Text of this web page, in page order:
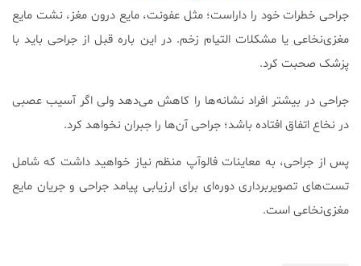
جراحی خطرات خود را داراست؛ مثل عفونت، مایع درون مغز، نشت مایع
مغزی‌نخاعی یا مشکلات التیام زخم. در این باره قبل از جراحی باید با
پزشک صحبت کرد.
جراحی در بیشتر افراد نشانه‌ها را کاهش می‌دهد ولی اگر آسیب عصبی
در نخاع اتفاق افتاده باشد؛ جراحی آن‌ها را جبران نخواهد کرد.
پس از جراحی، به معاینات فالوآپ منظم نیاز خواهید داشت که شامل
تست‌های تصویربرداری دوره‌ای برای ارزیابی پیامد جراحی و جریان مایع
مغزی‌نخاعی است.